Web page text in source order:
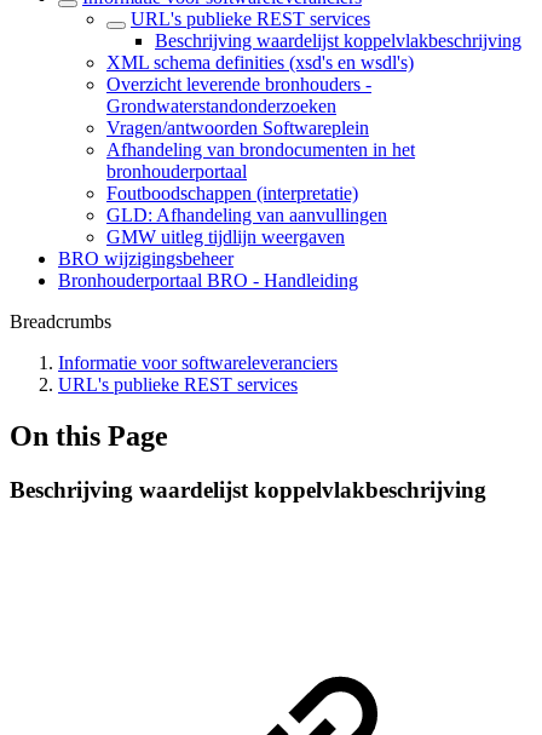
URL's publieke REST services
Beschrijving waardelijst koppelvlakbeschrijving
XML schema definities (xsd's en wsdl's)
Overzicht leverende bronhouders -
Grondwaterstandonderzoeken
Vragen/antwoorden Softwareplein
Afhandeling van brondocumenten in het
bronhouderportaal
Foutboodschappen (interpretatie)
GLD: Afhandeling van aanvullingen
GMW uitleg tijdlijn weergaven
BRO wijzigingsbeheer
Bronhouderportaal BRO - Handleiding
Breadcrumbs
Informatie voor softwareleveranciers
URL's publieke REST services
On this Page
Beschrijving waardelijst koppelvlakbeschrijving